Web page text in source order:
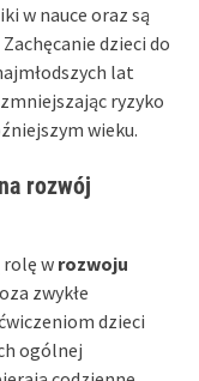
w nauce oraz są
dzieci do
lat
ryzyko
wieku.
rozwój
rolę w rozwoju
zwykłe
dzieci
ogólnej